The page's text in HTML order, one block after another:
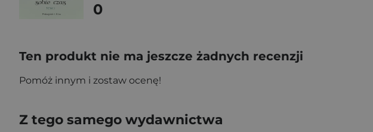
0
Ten produkt nie ma jeszcze żadnych recenzji
Pomóż innym i zostaw ocenę!
Z tego samego wydawnictwa